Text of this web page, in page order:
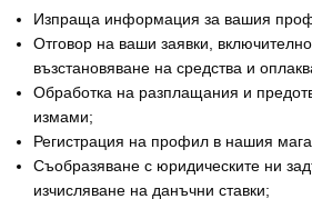
Изпраща информация за вашия
Отговор на ваши заявки,
възстановяване на средства и
Обработка на разплащания и
измами;
Регистрация на профил в нашия
Съобразяване с юридическите ни
изчисляване на данъчни ставки;